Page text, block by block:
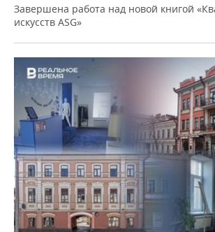
Завершена работа над новой книгой
искусств ASG»